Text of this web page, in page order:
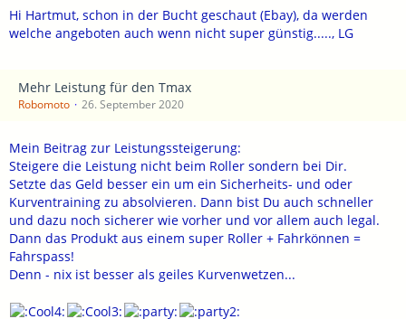
Hi Hartmut, schon in der Bucht geschaut (Ebay), da werden
welche angeboten auch wenn nicht super günstig....., LG
Mehr Leistung für den Tmax
Robomoto 26. September 2020
Mein Beitrag zur Leistungssteigerung:
Steigere die Leistung nicht beim Roller sondern bei Dir.
Setzte das Geld besser ein um ein Sicherheits- und oder
Kurventraining zu absolvieren. Dann bist Du auch schneller
und dazu noch sicherer wie vorher und vor allem auch legal.
Dann das Produkt aus einem super Roller + Fahrkönnen =
Fahrspass!
Denn - nix ist besser als geiles Kurvenwetzen...